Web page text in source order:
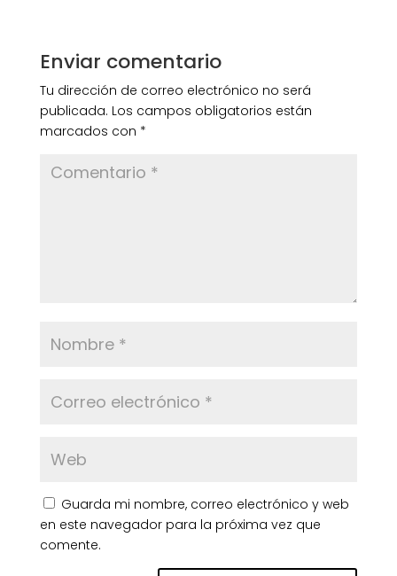
Enviar comentario
Tu dirección de correo electrónico no será
publicada. Los campos obligatorios están
marcados con *
Guarda mi nombre, correo electrónico y web
en este navegador para la próxima vez que
comente.